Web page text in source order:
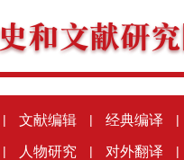
| 文献编辑 | 经典编译 |
| 人物研究 | 对外翻译 |